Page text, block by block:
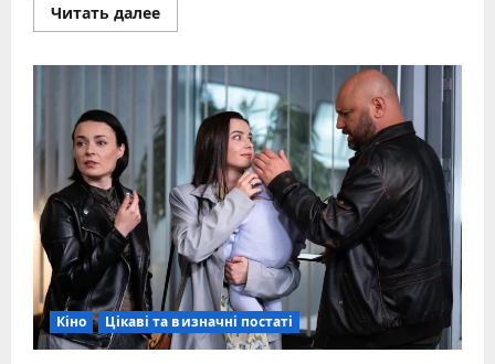
Читать далееПрочитать
больше
(2025):
сатира
брак,
где
смех
становится
оружием
Кіно Цікаві та визначні постаті